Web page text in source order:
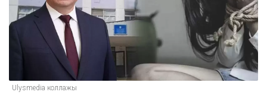
Ulysmedia коллажы